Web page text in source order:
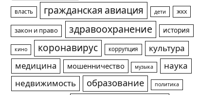
власть гражданская авиация дети жкх
закон и право здравоохранение история
кино коронавирус коррупция
культура
медицина
мошенничество музыка
наука
недвижимость
образование политика